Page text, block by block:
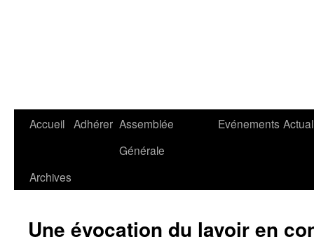
Aller
contenu
Accueil Adhérer Assemblée
Générale
Evénements
Archives
Une évocation du lavoir en